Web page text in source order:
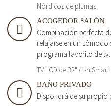
Nórdicos de plumas
ACOGEDOR SALÓN
Combinación perfecta
relajarse en un cómodo
programa favorito de tv.
TV LCD de 32" con Smart
BAÑO PRIVADO
Dispondrá de su